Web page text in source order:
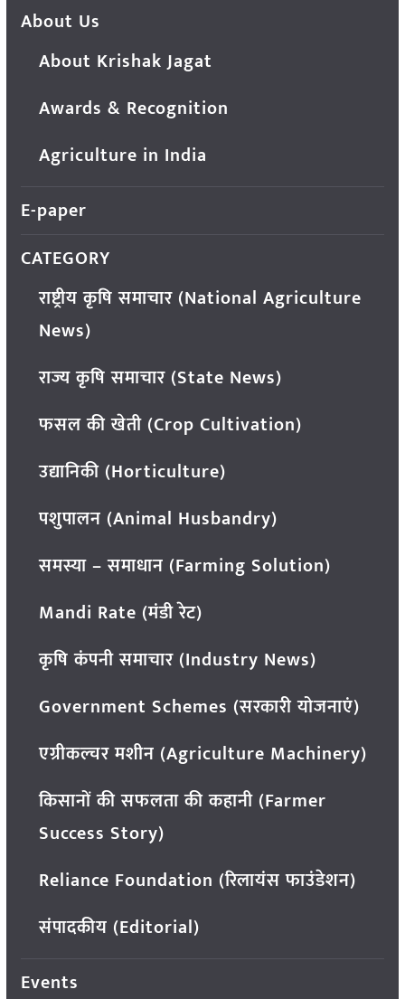
About Us
About Krishak Jagat
Awards & Recognition
Agriculture in India
E-paper
CATEGORY
राष्ट्रीय कृषि समाचार (National Agriculture
News)
राज्य कृषि समाचार (State News)
फसल की खेती (Crop Cultivation)
उद्यानिकी (Horticulture)
पशुपालन (Animal Husbandry)
समस्या – समाधान (Farming Solution)
Mandi Rate (मंडी रेट)
कृषि कंपनी समाचार (Industry News)
Government Schemes (सरकारी योजनाएं)
एग्रीकल्चर मशीन (Agriculture Machinery)
किसानों की सफलता की कहानी (Farmer
Success Story)
Reliance Foundation (रिलायंस फाउंडेशन)
संपादकीय (Editorial)
Events